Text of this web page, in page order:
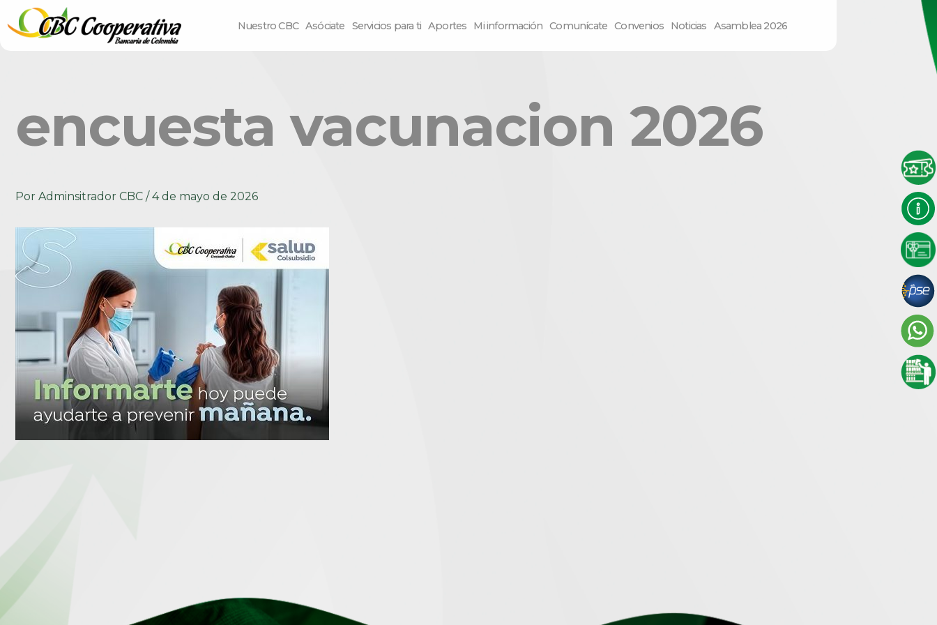
Nuestro CBC Asóciate Servicios para ti Aportes Mi información Comunícate Convenios Noticias Asamblea 2026
encuesta vacunacion 2026
Por Adminsitrador CBC / 4 de mayo de 2026